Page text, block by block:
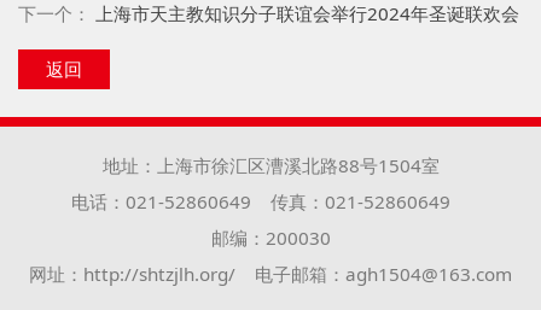
下一个：上海市天主教知识分子联谊会举行2024年圣诞联欢会
返回
地址：上海市徐汇区漕溪北路88号1504室
电话：021-52860649
传真：021-52860649
邮编：200030
网址：http://shtzjlh.org/
电子邮箱：agh1504@163.com